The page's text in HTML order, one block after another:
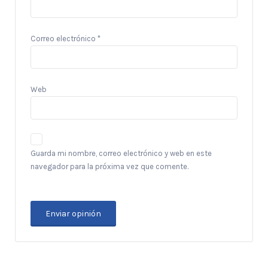
Correo electrónico *
Web
Guarda mi nombre, correo electrónico y web en este
navegador para la próxima vez que comente.